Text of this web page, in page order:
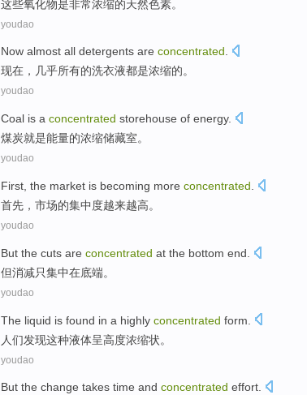
这些氧化物是非常浓缩的天然色素。
youdao
Now almost all detergents are concentrated.
现在 ， 几乎所有的洗衣液都是浓缩的。
youdao
Coal is a concentrated storehouse of energy.
煤炭就是能量的浓缩储藏室。
youdao
First , the market is becoming more concentrated
首先 ， 市场的集中度越来越高。
youdao
But the cuts are concentrated at the bottom end
但消减只集中在底端。
youdao
The liquid is found in a highly concentrated form
人们发现这种液体呈高度浓缩状。
youdao
But the change takes time and concentrated effort.